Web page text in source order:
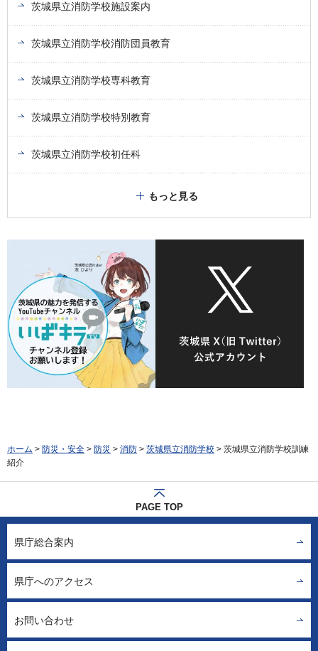
茨城県立消防学校施設案内
茨城県立消防学校消防団員教育
茨城県立消防学校専科教育
茨城県立消防学校特別教育
茨城県立消防学校初任科
もっと見る
ホーム > 防災・安全 > 防災 > 消防 > 茨城県立消防学校 > 茨城県立消防学校訓練
紹介
PAGE TOP
県庁総合案内
県庁へのアクセス
お問い合わせ